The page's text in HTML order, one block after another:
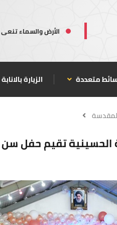
الأرض والسماء
متعددة الزيارة بالانابة
فتاة.. العتبة الحسينية